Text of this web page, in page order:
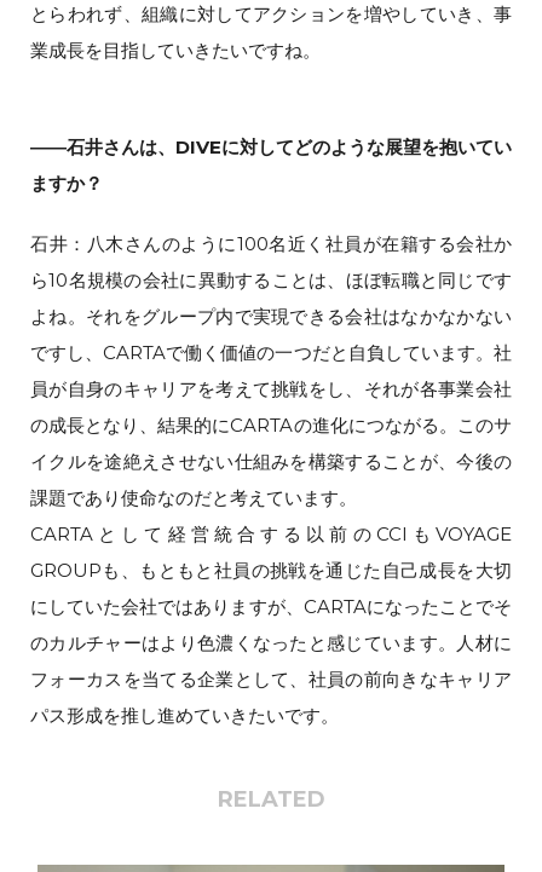
とらわれず、組織に対してアクションを増やしていき、事
業成長を目指していきたいですね。
――石井さんは、DIVEに対してどのような展望を抱いてい
ますか？
石井：八木さんのように100名近く社員が在籍する会社か
ら10名規模の会社に異動することは、ほぼ転職と同じです
よね。それをグループ内で実現できる会社はなかなかない
ですし、CARTAで働く価値の一つだと自負しています。社
員が自身のキャリアを考えて挑戦をし、それが各事業会社
の成長となり、結果的にCARTAの進化につながる。このサ
イクルを途絶えさせない仕組みを構築することが、今後の
課題であり使命なのだと考えています。
CARTAとして経営統合する以前のCCIもVOYAGE
GROUPも、もともと社員の挑戦を通じた自己成長を大切
にしていた会社ではありますが、CARTAになったことでそ
のカルチャーはより色濃くなったと感じています。人材に
フォーカスを当てる企業として、社員の前向きなキャリア
パス形成を推し進めていきたいです。
RELATED